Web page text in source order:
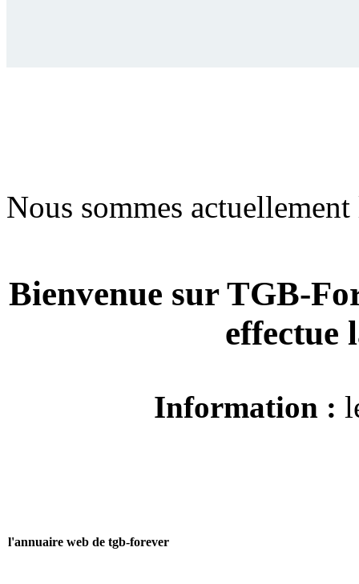
Nous sommes
Bienvenue sur TGB-
Information :
l'annuaire web de tgb-forever